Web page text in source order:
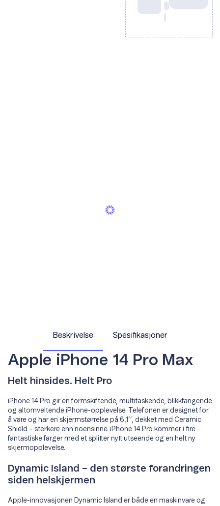
Beskrivelse Spesifikasjoner
Apple iPhone 14 Pro Max
Helt hinsides. Helt Pro
iPhone 14 Pro gir en formskiftende, multitaskende, blikkfangende
og altomveltende iPhone-opplevelse. Telefonen er designet for
å vare og har en skjermstørrelse på 6,1’’, dekket med Ceramic
Shield – sterkere enn noensinne. iPhone 14 Pro kommer i fire
fantastiske farger med et splitter nytt utseende og en helt ny
skjermopplevelse.
Dynamic Island – den største forandringen
siden helskjermen
Apple-innovasjonen Dynamic Island er både en maskinvare og